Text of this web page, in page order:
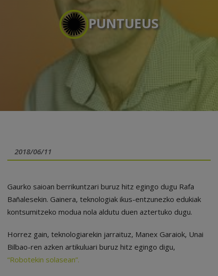
PUNTUEUS
2018/06/11
Gaurko saioan berrikuntzari buruz hitz egingo dugu Rafa
Bañalesekin. Gainera, teknologiak ikus-entzunezko edukiak
kontsumitzeko modua nola aldutu duen aztertuko dugu.
Horrez gain, teknologiarekin jarraituz, Manex Garaiok, Unai
Bilbao-ren azken artikuluari buruz hitz egingo digu,
“Robotekin solasean”.